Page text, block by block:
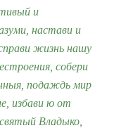
и
настави и
жизнь нашу
собери
подаждь мир
избави ю от
Владыко,